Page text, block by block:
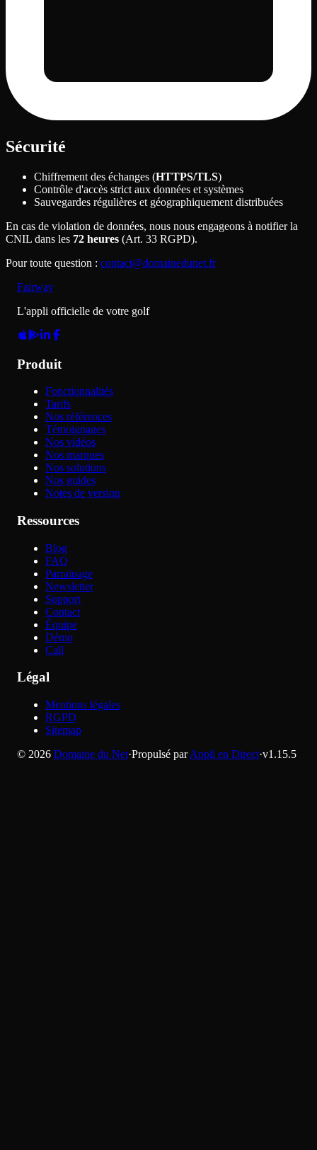
Sécurité
Chiffrement des échanges (HTTPS/TLS)
Contrôle d'accès strict aux données et systèmes
Sauvegardes régulières et géographiquement distribuées
En cas de violation de données, nous nous engageons à notifier la
CNIL dans les 72 heures (Art. 33 RGPD).
Pour toute question : contact@domainedunet.fr
Fairway
L'appli officielle de votre golf
Produit
Fonctionnalités
Tarifs
Nos références
Témoignages
Nos vidéos
Nos marques
Nos solutions
Nos guides
Notes de version
Ressources
Blog
FAQ
Parrainage
Newsletter
Support
Contact
Équipe
Démo
Call
Légal
Mentions légales
RGPD
Sitemap
© 2026 Domaine du Net·Propulsé par Appli en Direct·v1.15.5